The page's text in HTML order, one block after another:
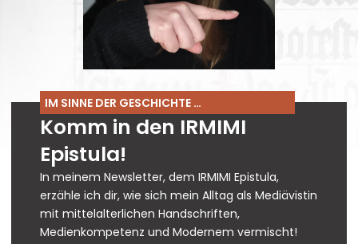
IM SINNE DER GESCHICHTE …
Komm in den IRMIMI
Epistula!
In meinem Newsletter, dem IRMIMI Epistula,
erzähle ich dir, wie sich mein Alltag als Mediävistin
mit mittelalterlichen Handschriften,
Medienkompetenz und Modernem vermischt!